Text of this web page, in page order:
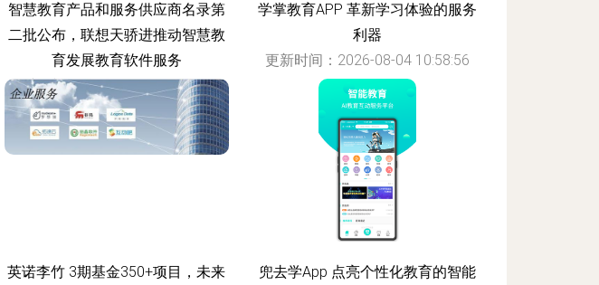
智慧教育产品和服务供应商名录第
二批公布，联想天骄进推动智慧教
育发展教育软件服务
更新时间：2026-08-04 13:08:27
学掌教育APP 革新学习体验的服务
利器
更新时间：2026-08-04 10:58:56
英诺李竹 3期基金350+项目，未来
兜去学App 点亮个性化教育的智能